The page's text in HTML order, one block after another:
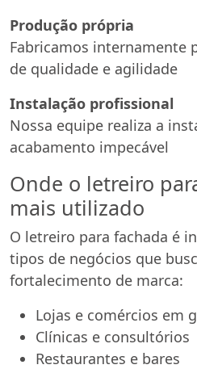
Produção própria
Fabricamos internamente
de qualidade e agilidade
Instalação profissional
Nossa equipe realiza a
acabamento impecável
Onde o letreiro
mais utilizado
O letreiro para fachada é
tipos de negócios que
fortalecimento de marca:
Lojas e comércios em
Clínicas e consultórios
Restaurantes e bares